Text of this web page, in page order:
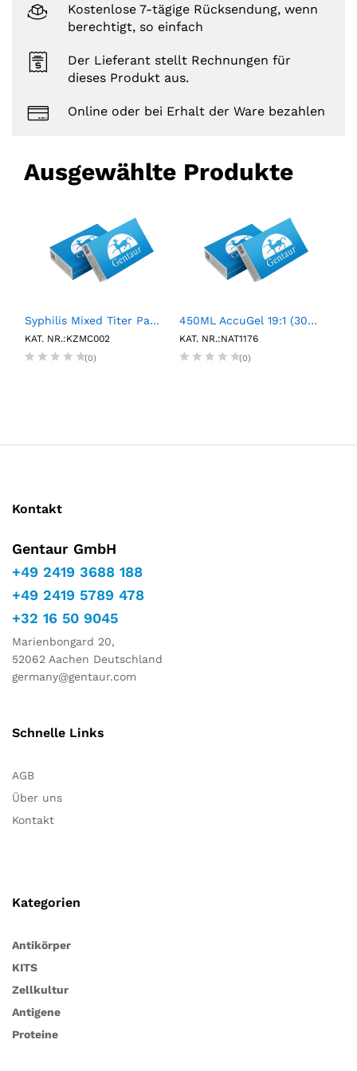
Kostenlose 7-tägige Rücksendung, wenn
berechtigt, so einfach
Der Lieferant stellt Rechnungen für
dieses Produkt aus.
Online oder bei Erhalt der Ware bezahlen
Ausgewählte Produkte
Syphilis Mixed Titer Panel (15 X 1mL)
KAT. NR.:KZMC002
(0)
450ML AccuGel 19:1 (30%)
KAT. NR.:NAT1176
(0)
Kontakt
Gentaur GmbH
+49 2419 3688 188
+49 2419 5789 478
+32 16 50 9045
Marienbongard 20,
52062 Aachen Deutschland
germany@gentaur.com
Schnelle Links
AGB
Über uns
Kontakt
Kategorien
Antikörper
KITS
Zellkultur
Antigene
Proteine